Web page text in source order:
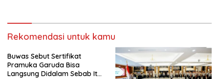
Rekomendasi untuk kamu
Buwas Sebut Sertifikat
Pramuka Garuda Bisa
Langsung Didalam Sebab Itu